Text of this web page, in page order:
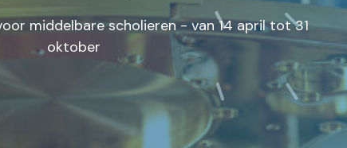
middelbare scholieren - van 14 april tot 31
oktober